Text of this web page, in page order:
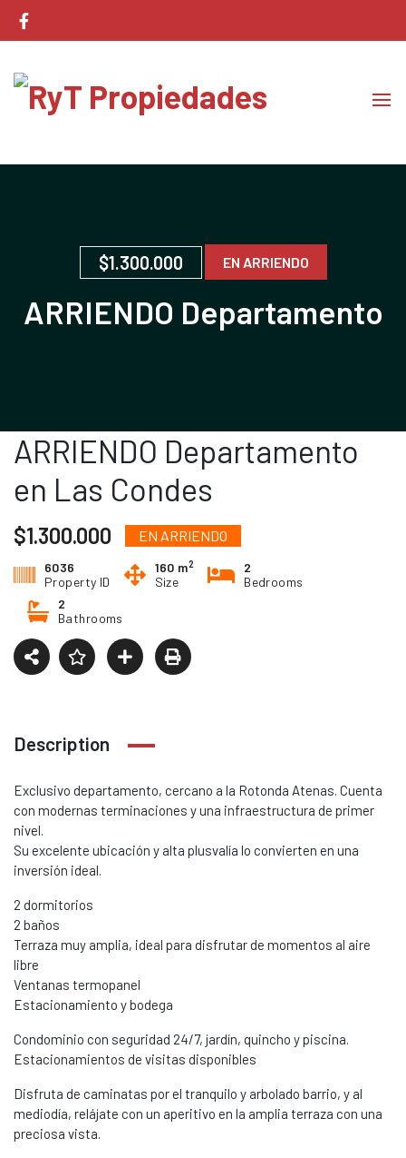
$1.300.000 EN ARRIENDO
ARRIENDO Departamento
ARRIENDO Departamento
en Las Condes
$1.300.000 EN ARRIENDO
6036
Property ID
160 m2
Size
2
Bedrooms
2
Bathrooms
Description
Exclusivo departamento, cercano a la Rotonda Atenas. Cuenta
con modernas terminaciones y una infraestructura de primer
nivel.
Su excelente ubicación y alta plusvalía lo convierten en una
inversión ideal.
2 dormitorios
2 baños
Terraza muy amplia, ideal para disfrutar de momentos al aire
libre
Ventanas termopanel
Estacionamiento y bodega
Condominio con seguridad 24/7, jardín, quincho y piscina.
Estacionamientos de visitas disponibles
Disfruta de caminatas por el tranquilo y arbolado barrio, y al
mediodía, relájate con un aperitivo en la amplia terraza con una
preciosa vista.